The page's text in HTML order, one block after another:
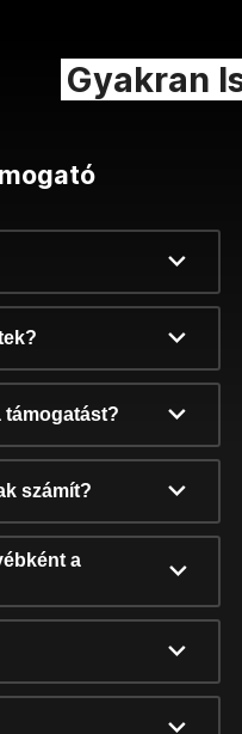
Gyakran
támogatást?
számít?
a